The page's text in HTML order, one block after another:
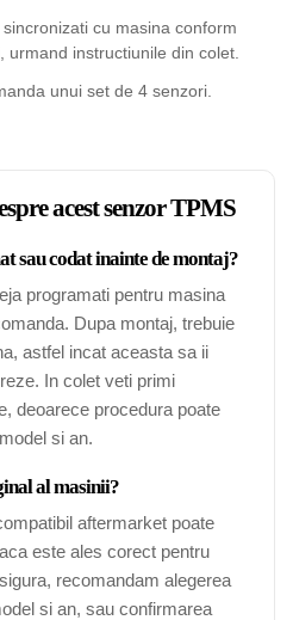
cu masina conform
instructiunile din colet.
unui set de 4 senzori.
acest senzor TPMS
sau codat inainte de montaj?
programati pentru masina
Dupa montaj, trebuie
astfel incat aceasta sa ii
In colet veti primi
deoarece procedura poate
si an.
al masinii?
aftermarket poate
este ales corect pentru
recomandam alegerea
si an, sau confirmarea